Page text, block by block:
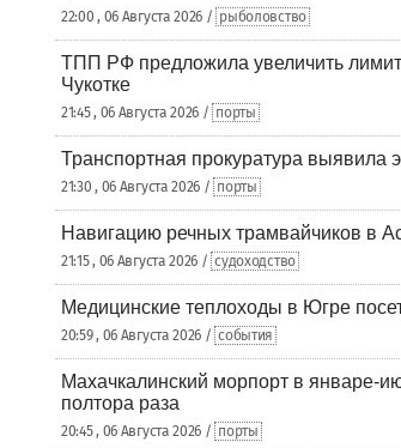
22:00 , 06 Августа 2026 / рыболовство
ТПП РФ предложила увеличить
Чукотке
21:45 , 06 Августа 2026 / порты
Транспортная прокуратура выявила
21:30 , 06 Августа 2026 / порты
Навигацию речных трамвайчиков в
21:15 , 06 Августа 2026 / судоходство
Медицинские теплоходы в Югре
20:59 , 06 Августа 2026 / события
Махачкалинский морпорт в январе-
полтора раза
20:45 , 06 Августа 2026 / порты